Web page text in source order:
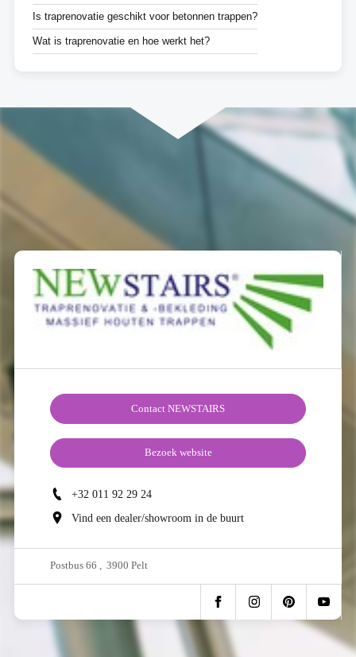
Is traprenovatie geschikt voor betonnen trappen?
Wat is traprenovatie en hoe werkt het?
Contact NEWSTAIRS
Bezoek website
+32 011 92 29 24
Vind een dealer/showroom in de buurt
Postbus 66 , 3900 Pelt